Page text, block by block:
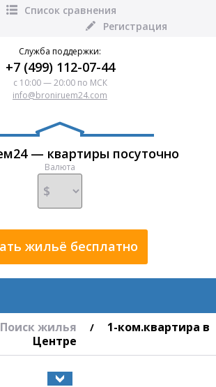
Список сравнения
Регистрация
Служба поддержки:
+7 (499) 112-07-44
с 10:00 — 20:00 по МСК
info@broniruem24.com
— квартиры посуточно
Валюта
жильё бесплатно
Поиск жилья /
1-ком.квартира в
Центре